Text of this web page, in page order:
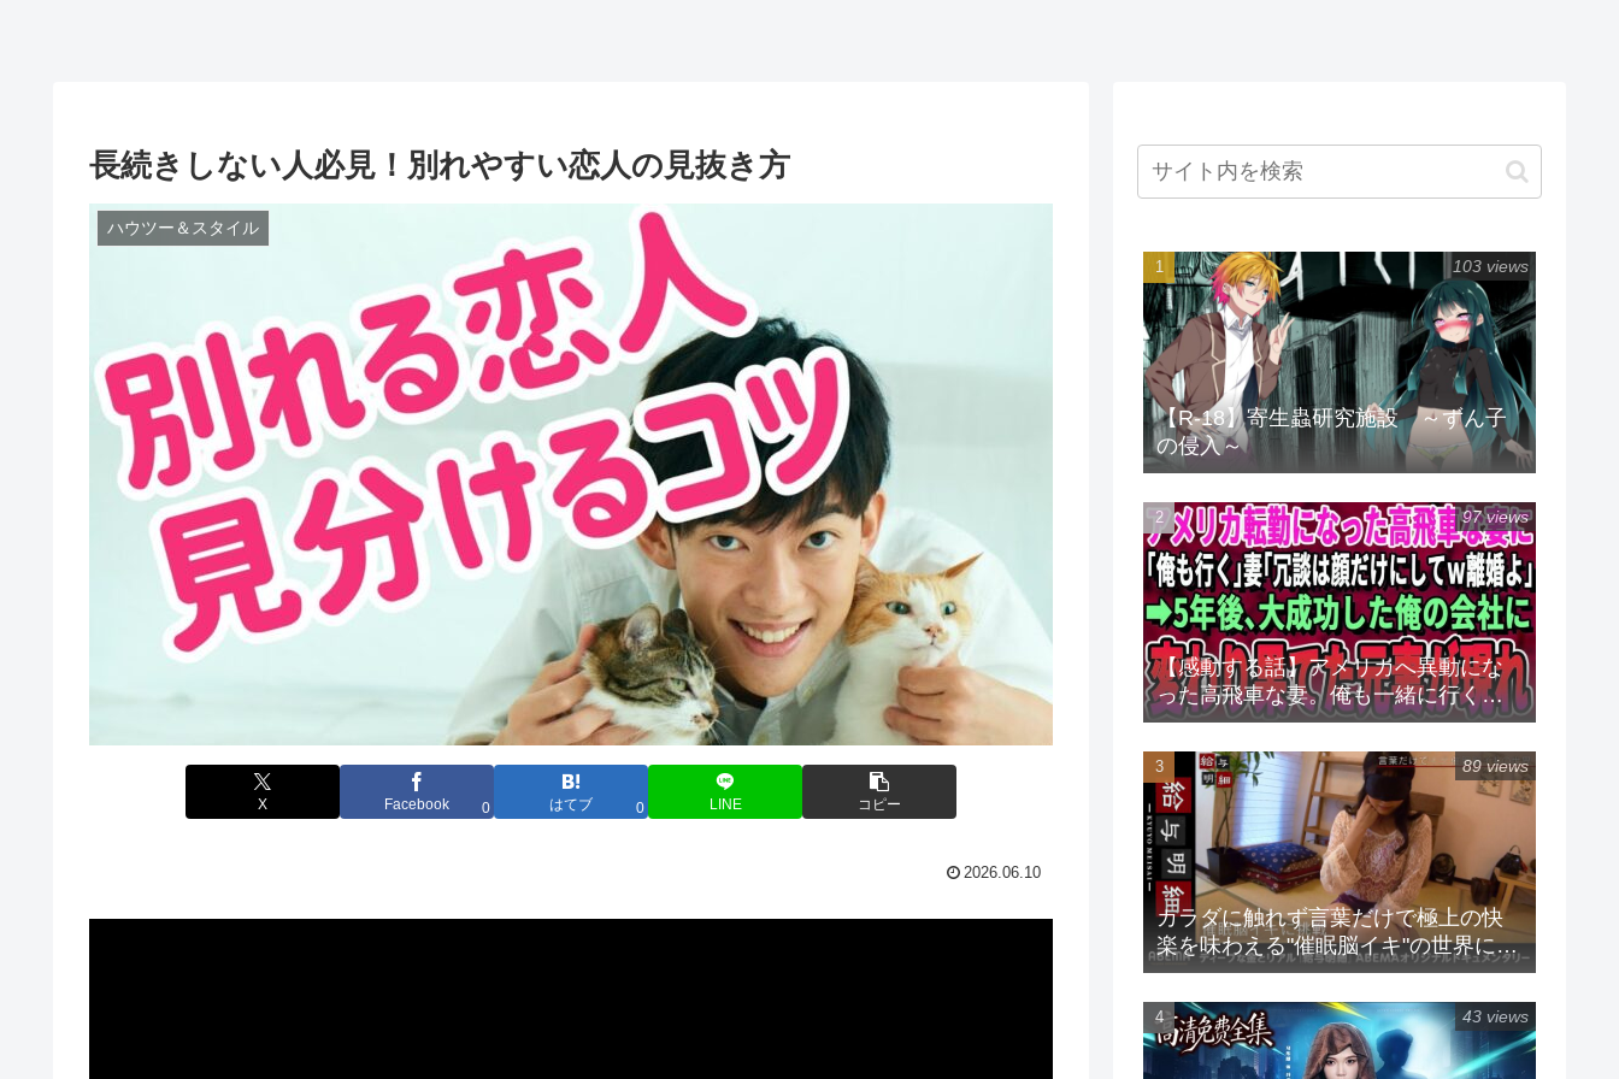
長続きしない人必見！別れやすい恋人の見抜き方
ハウツー＆スタイル
X Facebook 0 はてブ 0 LINE コピー
2026.06.10
【R-18】寄生蟲研究施設 ～ずん子
の侵入～
103 views
【感動する話】アメリカへ異動にな
った高飛車な妻。俺も一緒に行くと
言うと「冗談は顔だけにしてｗ離婚
よ」→5年後、俺が大成功した会社に
変わり果てた元妻がやって来て
97 views
カラダに触れず言葉だけで極上の快
楽を味わえる"催眠脳イキ"の世界に潜
入♡プロが現役グラドルに催眠をか
けるとまさかの展開に！『給与明細
#105』毎週日曜24時放送中！
89 views
43 views